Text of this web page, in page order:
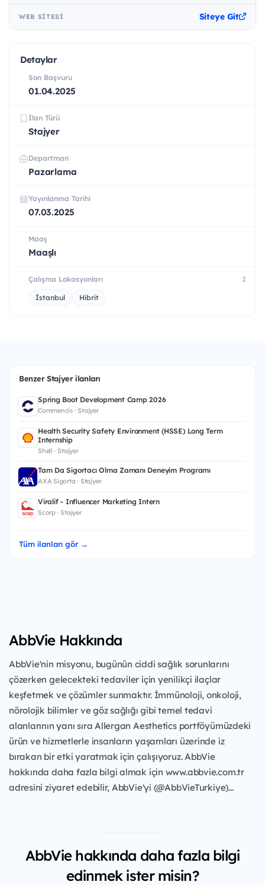
WEB SITESI Siteye Git
Detaylar
Son Başvuru
01.04.2025
İlan Türü
Stajyer
Departman
Pazarlama
Yayınlanma Tarihi
07.03.2025
Maaş
Maaşlı
Çalışma Lokasyonları 2
İstanbul Hibrit
Benzer Stajyer ilanları
Spring Boot Development Camp 2026
Commencis · Stajyer
Health Security Safety Environment (HSSE) Long Term
Internship
Shell · Stajyer
Tam Da Sigortacı Olma Zamanı Deneyim Programı
AXA Sigorta · Stajyer
Viralif - Influencer Marketing Intern
Scorp · Stajyer
Tüm ilanları gör →
AbbVie Hakkında
AbbVie'nin misyonu, bugünün ciddi sağlık sorunlarını
çözerken gelecekteki tedaviler için yenilikçi ilaçlar
keşfetmek ve çözümler sunmaktır. İmmünoloji, onkoloji,
nörolojik bilimler ve göz sağlığı gibi temel tedavi
alanlarının yanı sıra Allergan Aesthetics portföyümüzdeki
ürün ve hizmetlerle insanların yaşamları üzerinde iz
bırakan bir etki yaratmak için çalışıyoruz. AbbVie
hakkında daha fazla bilgi almak için www.abbvie.com.tr
adresini ziyaret edebilir, AbbVie'yi (@AbbVieTurkiye)...
AbbVie hakkında daha fazla bilgi
edinmek ister misin?